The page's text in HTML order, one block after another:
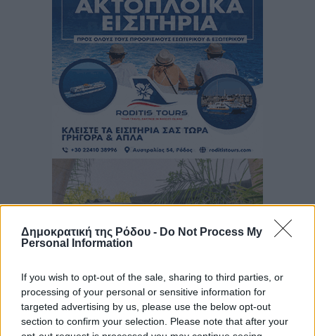
Δημοκρατική της Ρόδου - Do Not Process My
Personal Information
If you wish to opt-out of the sale, sharing to third parties, or
processing of your personal or sensitive information for
targeted advertising by us, please use the below opt-out
section to confirm your selection. Please note that after your